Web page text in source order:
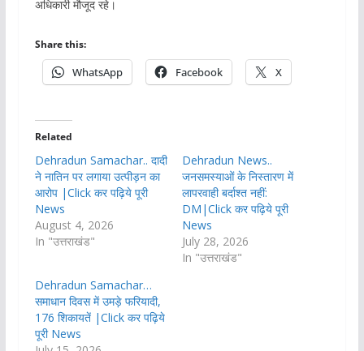
अधिकारी मौजूद रहे।
Share this:
WhatsApp Facebook X
Related
Dehradun Samachar.. दादी
ने नातिन पर लगाया उत्पीड़न का
आरोप |Click कर पढ़िये पूरी
News
August 4, 2026
In "उत्तराखंड"
Dehradun News..
जनसमस्याओं के निस्तारण में
लापरवाही बर्दाश्त नहीं:
DM|Click कर पढ़िये पूरी
News
July 28, 2026
In "उत्तराखंड"
Dehradun Samachar…
समाधान दिवस में उमड़े फरियादी,
176 शिकायतें |Click कर पढ़िये
पूरी News